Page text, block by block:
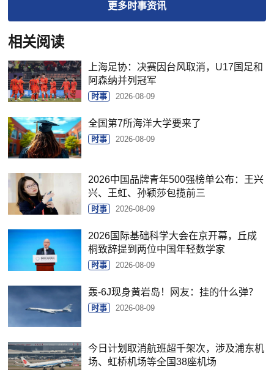
更多时事资讯
相关阅读
上海足协：决赛因台风取消，U17国足和
阿森纳并列冠军
时事 2026-08-09
全国第7所海洋大学要来了
时事 2026-08-09
2026中国品牌青年500强榜单公布：王兴
兴、王虹、孙颖莎包揽前三
时事 2026-08-09
2026国际基础科学大会在京开幕，丘成
桐致辞提到两位中国年轻数学家
时事 2026-08-09
轰-6J现身黄岩岛！网友：挂的什么弹？
时事 2026-08-09
今日计划取消航班超千架次，涉及浦东机
场、虹桥机场等全国38座机场